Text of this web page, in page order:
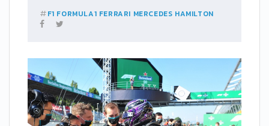
F1 FORMULA1 FERRARI MERCEDES HAMILTON